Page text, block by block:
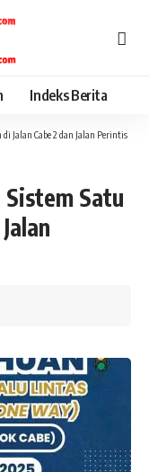
Indeks Berita
Jalan Cabe 2 dan Jalan Perintis
Satu